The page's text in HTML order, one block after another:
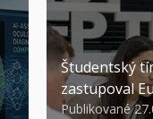
Študentský
zastupoval
Publikované